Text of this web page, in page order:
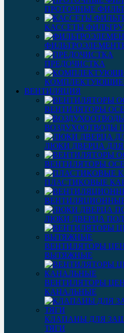
ПРОТОЧНЫЕ
КАССЕТЫ
ПРЕДОЧИСТКА
КОМПЛЕКТУЮЩИЕ
ВЕНТИЛЯЦИЯ
ВЕНТИЛЯТОРЫ
ВОЗДУХООТВОДЫ
ЛЮКИ ДВЕРЦА ДЛЯ
ВЕНТИЛЯТОРЫ
ПЛАСТИКОВЫЕ
ЛЮКИ ДВЕРЦА
ВЕНТИЛЯТОРЫ
ВЫТЯЖНЫЕ
ВЕНТИЛЯТОРЫ
КАНАЛЬНЫЕ
КЛАПАНЫ ДЛЯ
ТЯГИ